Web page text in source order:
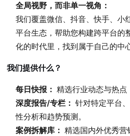
全局视野，而非单一视角：
我们覆盖微信、抖音、快手、小
平台生态，帮助您构建跨平台的
化的时代里，找到属于自己的中
我们提供什么？
每日快报： 精选行业动态与热点
深度报告/专栏： 针对特定平台
性分析和趋势预测。
案例拆解库： 精选国内外优秀营